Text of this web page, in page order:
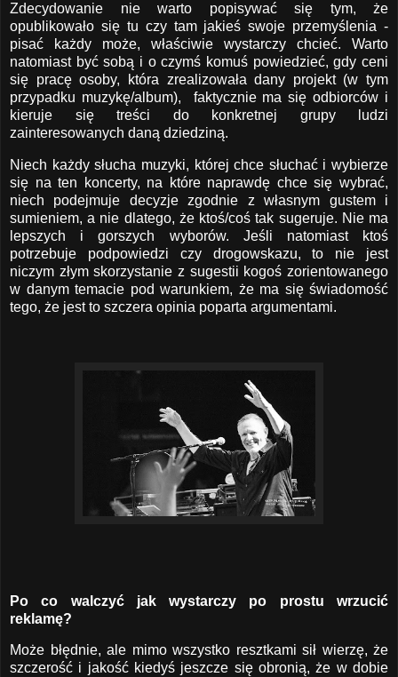
Zdecydowanie nie warto popisywać się tym, że
opublikowało się tu czy tam jakieś swoje przemyślenia -
pisać każdy może, właściwie wystarczy chcieć. Warto
natomiast być sobą i o czymś komuś powiedzieć, gdy ceni
się pracę osoby, która zrealizowała dany projekt (w tym
przypadku muzykę/album), faktycznie ma się odbiorców i
kieruje się treści do konkretnej grupy ludzi
zainteresowanych daną dziedziną.
Niech każdy słucha muzyki, której chce słuchać i wybierze
się na ten koncerty, na które naprawdę chce się wybrać,
niech podejmuje decyzje zgodnie z własnym gustem i
sumieniem, a nie dlatego, że ktoś/coś tak sugeruje. Nie ma
lepszych i gorszych wyborów. Jeśli natomiast ktoś
potrzebuje podpowiedzi czy drogowskazu, to nie jest
niczym złym skorzystanie z sugestii kogoś zorientowanego
w danym temacie pod warunkiem, że ma się świadomość
tego, że jest to szczera opinia poparta argumentami.
Po co walczyć jak wystarczy po prostu wrzucić
reklamę?
Może błędnie, ale mimo wszystko resztkami sił wierzę, że
szczerość i jakość kiedyś jeszcze się obronią, że w dobie